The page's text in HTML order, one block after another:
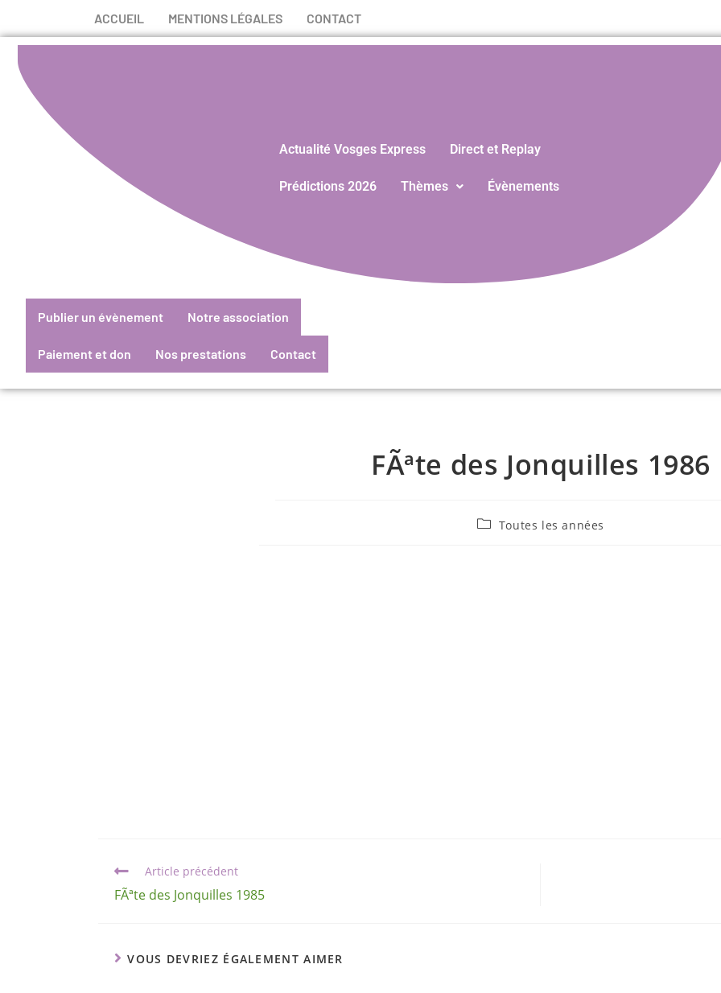
ACCUEIL MENTIONS LÉGALES CONTACT
Actualité Vosges Express Direct et Replay
Prédictions 2026 Thèmes Évènements
Publier un évènement Notre association
Paiement et don Nos prestations Contact
FÃªte des Jonquilles 1986
Toutes les années
Article précédent
FÃªte des Jonquilles 1985
VOUS DEVRIEZ ÉGALEMENT AIMER